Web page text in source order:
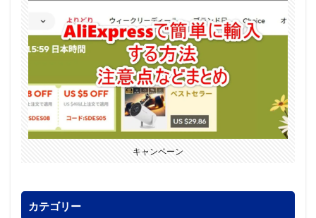
キャンペーン
カテゴリー